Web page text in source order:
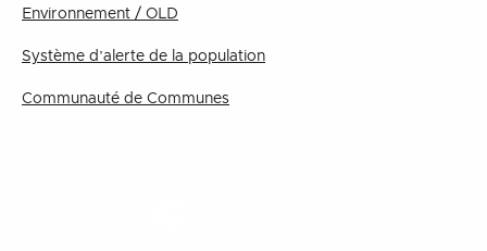
Environnement / OLD
Système d’alerte de la population
Communauté de Communes